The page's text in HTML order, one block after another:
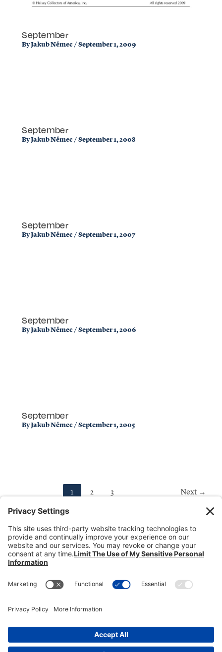
September
By Jakub Němec / September 1, 2009
September
By Jakub Němec / September 1, 2008
September
By Jakub Němec / September 1, 2007
September
By Jakub Němec / September 1, 2006
September
By Jakub Němec / September 1, 2005
1 2 3 Next →
Donate
Dealer Directory
break
Cookie Policy